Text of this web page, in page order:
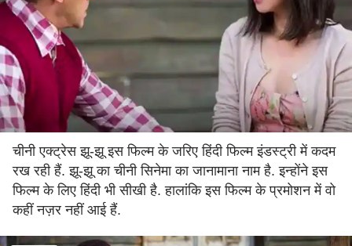
चीनी एक्ट्रेस झू-झू इस फिल्म के जरिए हिंदी फिल्म इंडस्ट्री में कदम
रख रही हैं. झू-झू का चीनी सिनेमा का जानामाना नाम है. इन्होंने इस
फिल्म के लिए हिंदी भी सीखी है. हालांकि इस फिल्म के प्रमोशन में वो
कहीं नज़र नहीं आई हैं.